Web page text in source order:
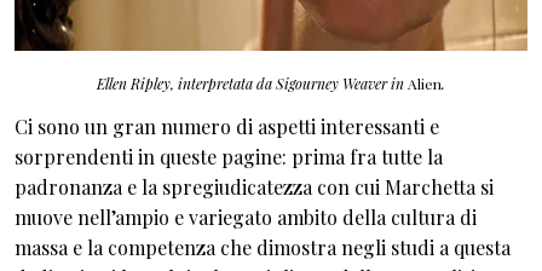
Ellen Ripley, interpretata da Sigourney Weaver in Alien.
Ci sono un gran numero di aspetti interessanti e
sorprendenti in queste pagine: prima fra tutte la
padronanza e la spregiudicatezza con cui Marchetta si
muove nell’ampio e variegato ambito della cultura di
massa e la competenza che dimostra negli studi a questa